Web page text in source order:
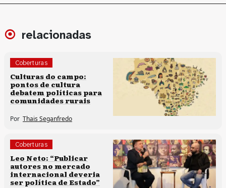
relacionadas
Coberturas
Culturas populares
Políticas culturais
Culturas do campo:
pontos de cultura
debatem políticas para
comunidades rurais
Por Thais Seganfredo
Coberturas
Políticas culturais
Leo Neto: “Publicar
autores no mercado
internacional deveria
ser política de Estado”